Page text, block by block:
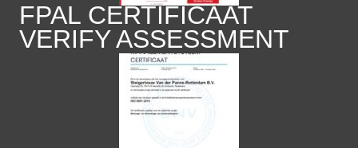
FPAL CERTIFICAAT
VERIFY ASSESSMENT